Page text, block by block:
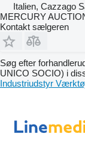
Italien, Cazzago
MERCURY
Kontakt sælgeren
Søg efter
UNICO SOCIO) i
Industriudstyr